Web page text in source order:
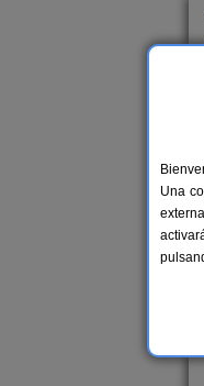
25 €
Una